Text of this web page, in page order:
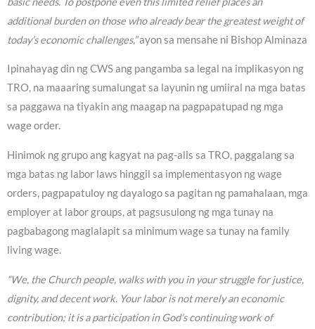
additional burden on those who already bear the greatest weight of
today’s economic challenges,”ayon sa mensahe ni Bishop Alminaza
Ipinahayag din ng CWS ang pangamba sa legal na implikasyon ng
TRO, na maaaring sumalungat sa layunin ng umiiral na mga batas
sa paggawa na tiyakin ang maagap na pagpapatupad ng mga
wage order.
Hinimok ng grupo ang kagyat na pag-alis sa TRO, paggalang sa
mga batas ng labor laws hinggil sa implementasyon ng wage
orders, pagpapatuloy ng dayalogo sa pagitan ng pamahalaan, mga
employer at labor groups, at pagsusulong ng mga tunay na
pagbabagong maglalapit sa minimum wage sa tunay na family
living wage.
“We, the Church people, walks with you in your struggle for justice,
dignity, and decent work. Your labor is not merely an economic
contribution; it is a participation in God’s continuing work of